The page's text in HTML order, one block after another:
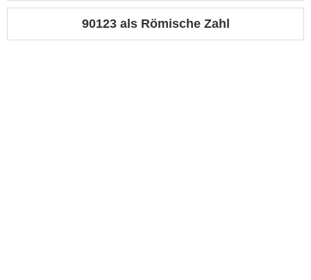
90123 als Römische Zahl